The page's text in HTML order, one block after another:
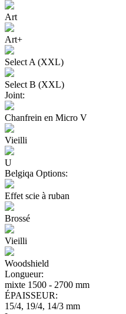
Art
Art+
Select A (XXL)
Select B (XXL)
Joint:
Chanfrein en Micro V
Vieilli
U
Belgiqa Options:
Effet scie à ruban
Brossé
Vieilli
Woodshield
Longueur:
mixte 1500 - 2700 mm
ÉPAISSEUR:
15/4, 19/4, 14/3 mm